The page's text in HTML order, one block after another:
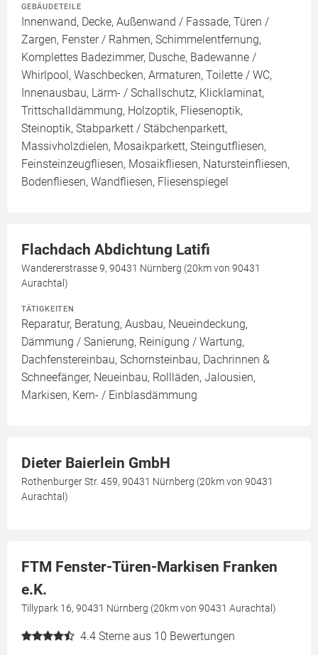
GEBÄUDETEILE
Innenwand, Decke, Außenwand / Fassade, Türen /
Zargen, Fenster / Rahmen, Schimmelentfernung,
Komplettes Badezimmer, Dusche, Badewanne /
Whirlpool, Waschbecken, Armaturen, Toilette / WC,
Innenausbau, Lärm- / Schallschutz, Klicklaminat,
Trittschalldämmung, Holzoptik, Fliesenoptik,
Steinoptik, Stabparkett / Stäbchenparkett,
Massivholzdielen, Mosaikparkett, Steingutfliesen,
Feinsteinzeugfliesen, Mosaikfliesen, Natursteinfliesen,
Bodenfliesen, Wandfliesen, Fliesenspiegel
Flachdach Abdichtung Latifi
Wandererstrasse 9, 90431 Nürnberg (20km von 90431
Aurachtal)
TÄTIGKEITEN
Reparatur, Beratung, Ausbau, Neueindeckung,
Dämmung / Sanierung, Reinigung / Wartung,
Dachfenstereinbau, Schornsteinbau, Dachrinnen &
Schneefänger, Neueinbau, Rollläden, Jalousien,
Markisen, Kern- / Einblasdämmung
Dieter Baierlein GmbH
Rothenburger Str. 459, 90431 Nürnberg (20km von 90431
Aurachtal)
FTM Fenster-Türen-Markisen Franken
e.K.
Tillypark 16, 90431 Nürnberg (20km von 90431 Aurachtal)
4.4 Sterne aus 10 Bewertungen